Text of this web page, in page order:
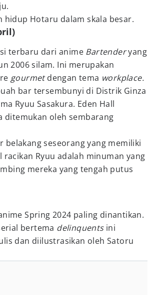
Hotaru dalam skala besar.
terbaru dari anime Bartenderyang
2006 silam. Ini merupakan
gourmetdengan tema workplace.
bar tersembunyi di Distrik Ginza
Ryuu Sasakura. Eden Hall
ditemukan oleh sembarang
seseorang yang memiliki
Ryuu adalah minuman yang
mereka yang tengah putus
Spring 2024 paling dinantikan.
bertema delinquents ini
dan diilustrasikan oleh Satoru